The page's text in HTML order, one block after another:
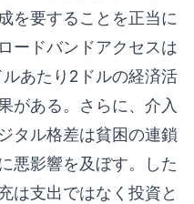
を要することを正当に
ードバンドアクセスは
あたり2ドルの経済活
がある。さらに、介入
タル格差は貧困の連鎖
悪影響を及ぼす。した
は支出ではなく投資と